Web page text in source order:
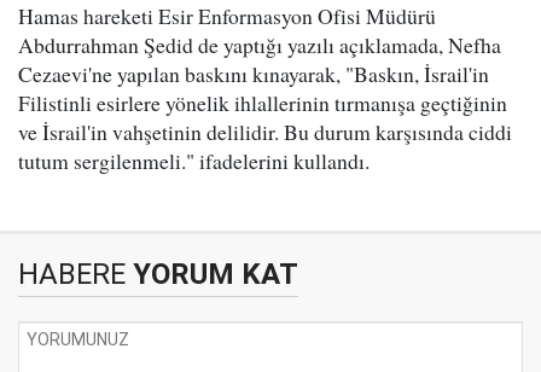
Hamas hareketi Esir Enformasyon Ofisi Müdürü
Abdurrahman Şedid de yaptığı yazılı açıklamada, Nefha
Cezaevi'ne yapılan baskını kınayarak, "Baskın, İsrail'in
Filistinli esirlere yönelik ihlallerinin tırmanışa geçtiğinin
ve İsrail'in vahşetinin delilidir. Bu durum karşısında ciddi
tutum sergilenmeli." ifadelerini kullandı.
HABERE YORUM KAT